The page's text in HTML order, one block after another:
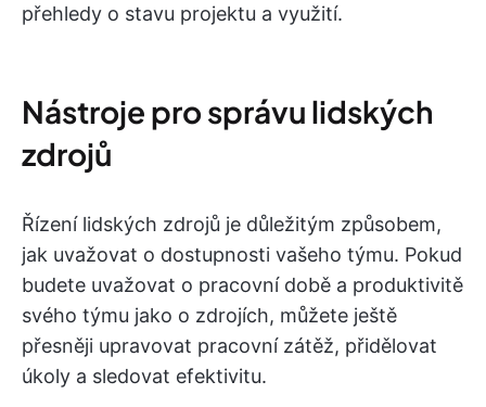
přehledy o stavu projektu a využití.
Nástroje pro správu lidských
zdrojů
Řízení lidských zdrojů je důležitým způsobem,
jak uvažovat o dostupnosti vašeho týmu. Pokud
budete uvažovat o pracovní době a produktivitě
svého týmu jako o zdrojích, můžete ještě
přesněji upravovat pracovní zátěž, přidělovat
úkoly a sledovat efektivitu.